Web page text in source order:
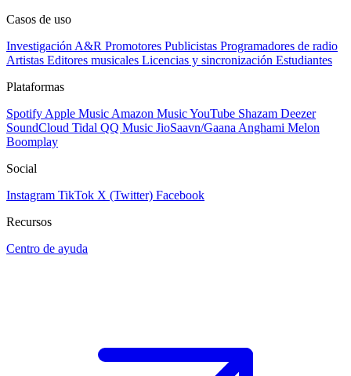
Casos de uso
Investigación A&R Promotores Publicistas Programadores de radio
Artistas Editores musicales Licencias y sincronización Estudiantes
Plataformas
Spotify Apple Music Amazon MusicYouTube Shazam Deezer
SoundCloud Tidal QQ Music JioSaavn/Gaana Anghami Melon
Boomplay
Social
Instagram TikTok X (Twitter) Facebook
Recursos
Centro de ayuda